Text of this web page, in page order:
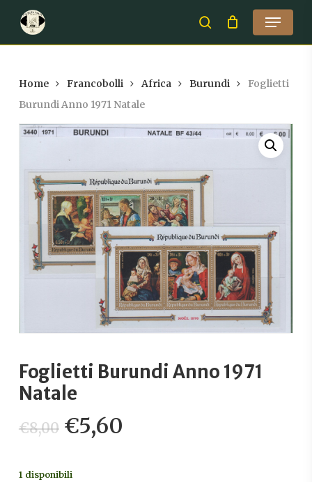
main
search
Menu
Home Francobolli Africa Burundi
Foglietti
Burundi Anno 1971 Natale
Foglietti Burundi Anno 1971
Natale
€8,00 Il
prezzo
originale
€5,60
1 disponibili
Close